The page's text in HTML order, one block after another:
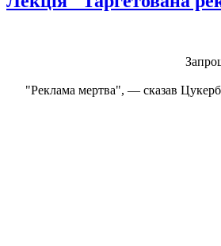
"Реклама мертва", — сказав